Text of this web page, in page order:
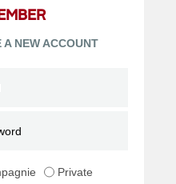
A NEW ACCOUNT
Private